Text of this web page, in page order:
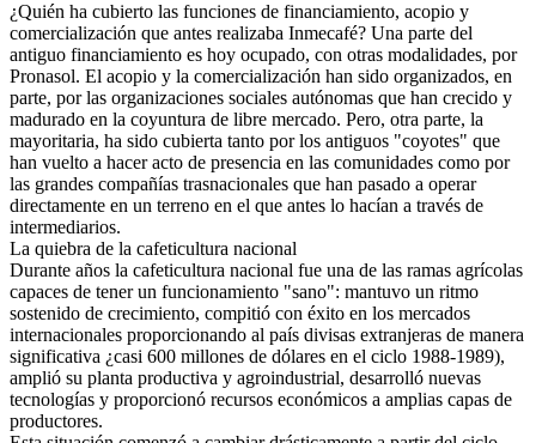
¿Quién ha cubierto las funciones de financiamiento, acopio y
comercialización que antes realizaba Inmecafé? Una parte del
antiguo financiamiento es hoy ocupado, con otras modalidades, por
Pronasol. El acopio y la comercialización han sido organizados, en
parte, por las organizaciones sociales autónomas que han crecido y
madurado en la coyuntura de libre mercado. Pero, otra parte, la
mayoritaria, ha sido cubierta tanto por los antiguos "coyotes" que
han vuelto a hacer acto de presencia en las comunidades como por
las grandes compañías trasnacionales que han pasado a operar
directamente en un terreno en el que antes lo hacían a través de
intermediarios.
La quiebra de la cafeticultura nacional
Durante años la cafeticultura nacional fue una de las ramas agrícolas
capaces de tener un funcionamiento "sano": mantuvo un ritmo
sostenido de crecimiento, compitió con éxito en los mercados
internacionales proporcionando al país divisas extranjeras de manera
significativa ¿casi 600 millones de dólares en el ciclo 1988-1989),
amplió su planta productiva y agroindustrial, desarrolló nuevas
tecnologías y proporcionó recursos económicos a amplias capas de
productores.